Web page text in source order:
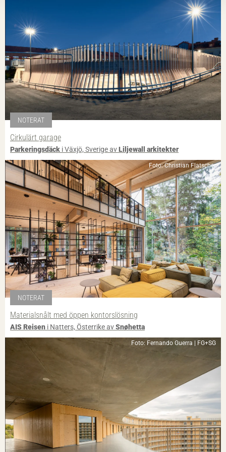
NOTERAT
Cirkulärt garage
Parkeringsdäck i Växjö, Sverige avLiljewall arkitekter
Foto: Christian Flatscher
NOTERAT
Materialsnålt med öppen kontorslösning
AIS Reisen i Natters, Österrike avSnøhetta
Foto: Fernando Guerra | FG+SG